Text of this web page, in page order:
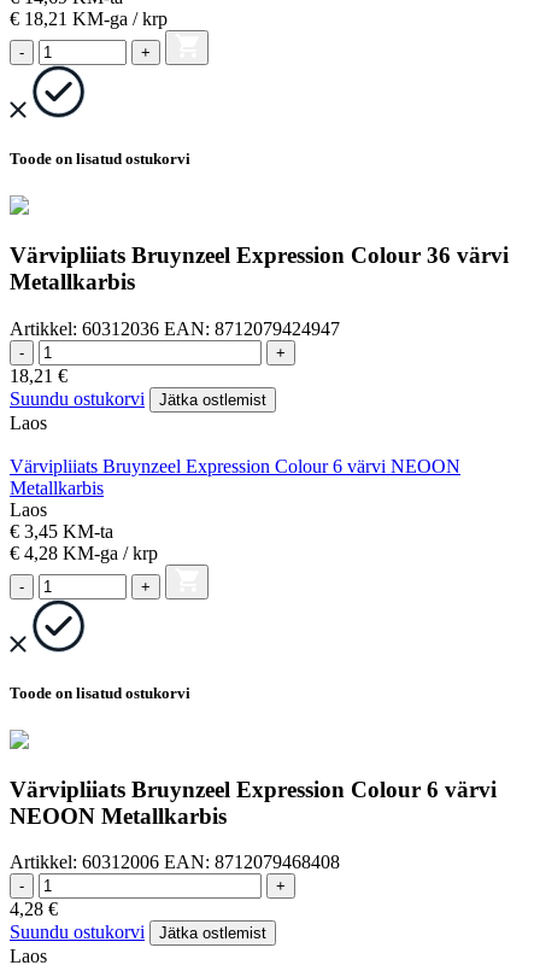
€ 18,21 KM-ga / krp
- +
Toode on lisatud ostukorvi
Värvipliiats Bruynzeel Expression Colour 36 värvi
Metallkarbis
Artikkel: 60312036 EAN: 8712079424947
- +
18,21 €
Suundu ostukorvi
Jätka ostlemist
Laos
Värvipliiats Bruynzeel Expression Colour 6 värvi NEOON
Metallkarbis
Laos
€ 3,45 KM-ta
€ 4,28 KM-ga / krp
- +
Toode on lisatud ostukorvi
Värvipliiats Bruynzeel Expression Colour 6 värvi
NEOON Metallkarbis
Artikkel: 60312006 EAN: 8712079468408
- +
4,28 €
Suundu ostukorvi
Jätka ostlemist
Laos